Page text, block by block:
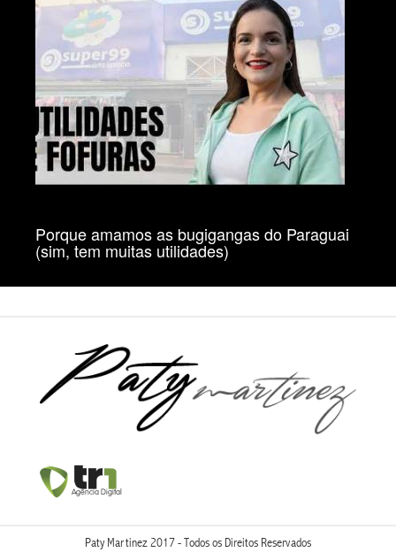
Porque amamos as bugigangas do Paraguai
(sim, tem muitas utilidades)
Paty Martinez 2017 - Todos os Direitos Reservados